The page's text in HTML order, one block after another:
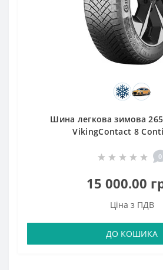
Шина легкова зимова
VikingContact 8
0
15 000.00
Ціна з ПДВ
ДО КОШИКА